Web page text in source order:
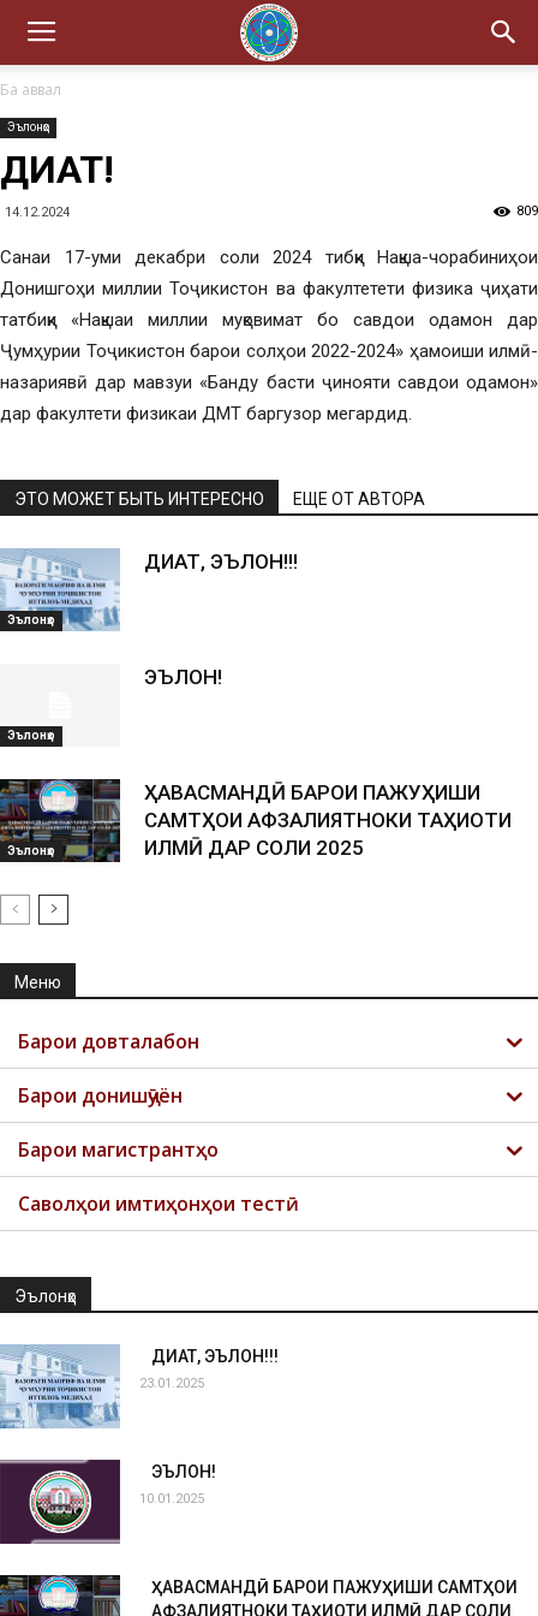
Ба аввал
Эълонҳо
ДИҚҚАТ!
14.12.2024 809
Санаи 17-уми декабри соли 2024 тибқи Нақша-чорабиниҳои
Донишгоҳи миллии Тоҷикистон ва факултетети физика ҷиҳати
татбиқи «Нақшаи миллии муқовимат бо савдои одамон дар
Ҷумҳурии Тоҷикистон барои солҳои 2022-2024» ҳамоиши илмӣ-
назариявӣ дар мавзуи «Банду басти ҷинояти савдои одамон»
дар факултети физикаи ДМТ баргузор мегардид.
ЭТО МОЖЕТ БЫТЬ ИНТЕРЕСНО ЕЩЕ ОТ АВТОРА
Эълонҳо
ДИҚҚАТ, ЭЪЛОН!!!
Эълонҳо
ЭЪЛОН!
Эълонҳо
ҲАВАСМАНДӢ БАРОИ ПАЖУҲИШИ
САМТҲОИ АФЗАЛИЯТНОКИ ТАҲҚИҚОТИ
ИЛМӢ ДАР СОЛИ 2025
Меню
Барои довталабон
Барои донишҷӯён
Барои магистрантҳо
Саволҳои имтиҳонҳои тестӣ
Эълонҳо
ДИҚҚАТ, ЭЪЛОН!!!
23.01.2025
ЭЪЛОН!
10.01.2025
ҲАВАСМАНДӢ БАРОИ ПАЖУҲИШИ САМТҲОИ
АФЗАЛИЯТНОКИ ТАҲҚИҚОТИ ИЛМӢ ДАР СОЛИ